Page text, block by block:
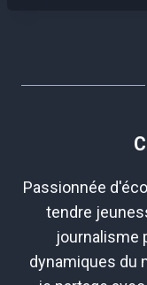
Passionnée
tendre
journalisme
dynamiques du